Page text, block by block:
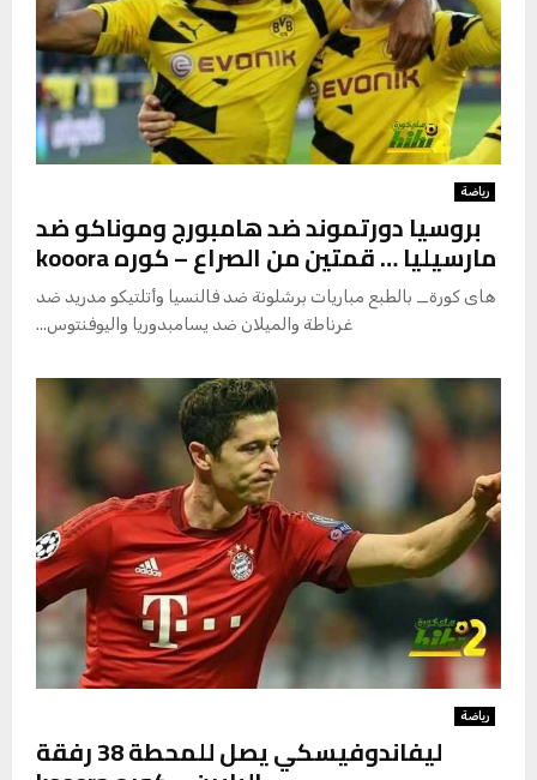
رياضة
بروسيا دورتموند ضد هامبورج وموناكو ضد
مارسيليا … قمتين من الصراع – كوره kooora
هاى كورة_ بالطبع مباريات برشلونة ضد فالنسيا وأتلتيكو مدريد ضد
غرناطة والميلان ضد يسامبدوريا واليوفنتوس...
رياضة
ليفاندوفيسكي يصل للمحطة 38 رفقة